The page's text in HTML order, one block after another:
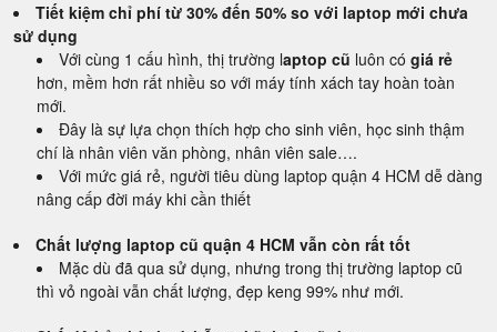
Tiết kiệm chỉ phí từ 30% đến 50% so với laptop mới chưa
sử dụng
Với cùng 1 cấu hình, thị trường laptop cũ luôn có giá rẻ
hơn, mềm hơn rất nhiều so với máy tính xách tay hoàn toàn
mới.
Đây là sự lựa chọn thích hợp cho sinh viên, học sinh thậm
chí là nhân viên văn phòng, nhân viên sale….
Với mức giá rẻ, người tiêu dùng laptop quận 4 HCM dễ dàng
nâng cấp đời máy khi cần thiết
Chất lượng laptop cũ quận 4 HCM vẫn còn rất tốt
Mặc dù đã qua sử dụng, nhưng trong thị trường laptop cũ
thì vỏ ngoài vẫn chất lượng, đẹp keng 99% như mới.